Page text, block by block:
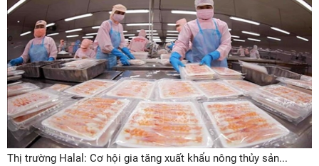
Thị trường Halal: Cơ hội gia tăng xuất khẩu nông thủy sản...